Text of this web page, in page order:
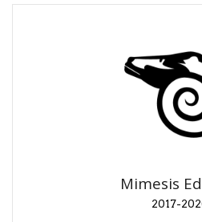
Mimesis
2017-
Mimesis
2017-
Promozione e